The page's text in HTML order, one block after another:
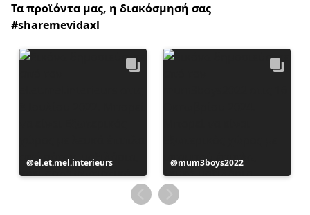
Τα προϊόντα μας, η διακόσμησή σας
#sharemevidaxl
Η
ανάρτηση
el.et.mel.interieurs
Η
ανάρτηση
δημοσιεύθηκε
από
mum3boys2022